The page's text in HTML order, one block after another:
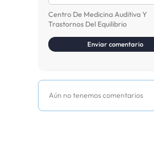
Centro De Medicina Auditiva Y
Trastornos Del Equilibrio
Aún no tenemos comentarios